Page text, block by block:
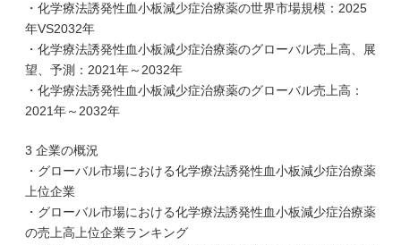
・化学療法誘発性血小板減少症治療薬の世界市場規模：2025
年VS2032年
・化学療法誘発性血小板減少症治療薬のグローバル売上高、展
望、予測：2021年～2032年
・化学療法誘発性血小板減少症治療薬のグローバル売上高：
2021年～2032年
3 企業の概況
・グローバル市場における化学療法誘発性血小板減少症治療薬
上位企業
・グローバル市場における化学療法誘発性血小板減少症治療薬
の売上高上位企業ランキング